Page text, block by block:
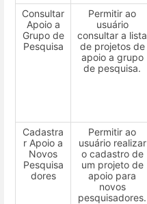
Consultar
Apoio a
Grupo de
Pesquisa
Permitir ao
usuário
consultar a lista
de projetos de
apoio a grupo
de pesquisa.
Cadastra
r Apoio a
Novos
Pesquisa
dores
Permitir ao
usuário realizar
o cadastro de
um projeto de
apoio para
novos
pesquisadores.